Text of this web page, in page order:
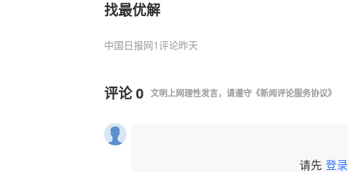
找最优解
中国日报网1评论昨天
评论0 文明上网理性发言，请遵守 《新闻评论服务协议》
请先 登录